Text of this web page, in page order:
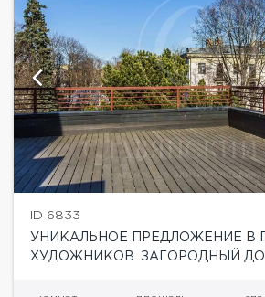
ID 6833
УНИКАЛЬНОЕ ПРЕДЛОЖЕНИЕ В
ХУДОЖНИКОВ. ЗАГОРОДНЫЙ